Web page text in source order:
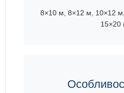
8×10 м, 8×12 м, 10×12
15×20